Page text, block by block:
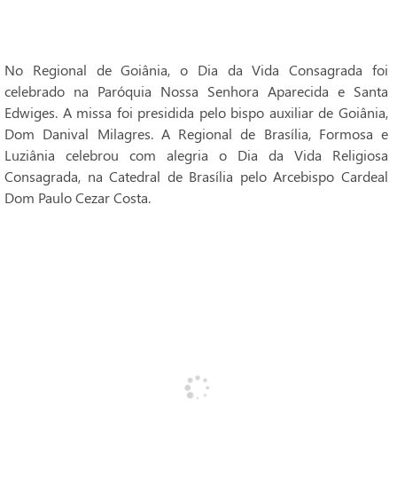
No Regional de Goiânia, o Dia da Vida Consagrada foi
celebrado na Paróquia Nossa Senhora Aparecida e Santa
Edwiges. A missa foi presidida pelo bispo auxiliar de Goiânia,
Dom Danival Milagres. A Regional de Brasília, Formosa e
Luziânia celebrou com alegria o Dia da Vida Religiosa
Consagrada, na Catedral de Brasília pelo Arcebispo Cardeal
Dom Paulo Cezar Costa.